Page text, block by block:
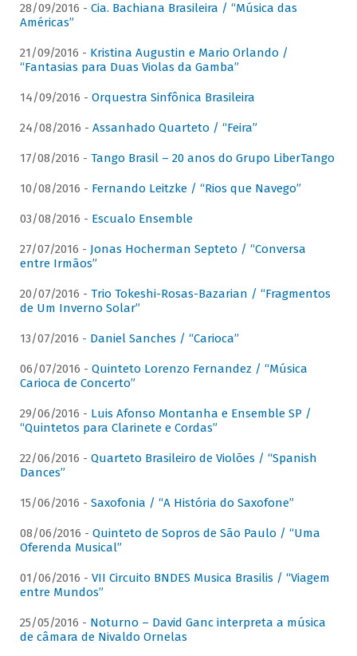
28/09/2016 - Cia. Bachiana Brasileira / “Música das
Américas”
21/09/2016 - Kristina Augustin e Mario Orlando /
“Fantasias para Duas Violas da Gamba”
14/09/2016 - Orquestra Sinfônica Brasileira
24/08/2016 - Assanhado Quarteto / “Feira”
17/08/2016 - Tango Brasil – 20 anos do Grupo LiberTango
10/08/2016 - Fernando Leitzke / “Rios que Navego”
03/08/2016 - Escualo Ensemble
27/07/2016 - Jonas Hocherman Septeto / “Conversa
entre Irmãos”
20/07/2016 - Trio Tokeshi-Rosas-Bazarian / “Fragmentos
de Um Inverno Solar”
13/07/2016 - Daniel Sanches / “Carioca”
06/07/2016 - Quinteto Lorenzo Fernandez / “Música
Carioca de Concerto”
29/06/2016 - Luis Afonso Montanha e Ensemble SP /
“Quintetos para Clarinete e Cordas”
22/06/2016 - Quarteto Brasileiro de Violões / “Spanish
Dances”
15/06/2016 - Saxofonia / “A História do Saxofone”
08/06/2016 - Quinteto de Sopros de São Paulo / “Uma
Oferenda Musical”
01/06/2016 - VII Circuito BNDES Musica Brasilis / “Viagem
entre Mundos”
25/05/2016 - Noturno – David Ganc interpreta a música
de câmara de Nivaldo Ornelas